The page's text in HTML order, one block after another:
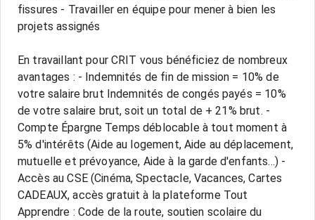
fissures - Travailler en équipe pour mener à bien les
projets assignés
En travaillant pour CRIT vous bénéficiez de nombreux
avantages : - Indemnités de fin de mission = 10% de
votre salaire brut Indemnités de congés payés = 10%
de votre salaire brut, soit un total de + 21% brut. -
Compte Épargne Temps déblocable à tout moment à
5% d'intérêts (Aide au logement, Aide au déplacement,
mutuelle et prévoyance, Aide à la garde d'enfants...) -
Accès au CSE (Cinéma, Spectacle, Vacances, Cartes
CADEAUX, accès gratuit à la plateforme Tout
Apprendre : Code de la route, soutien scolaire du